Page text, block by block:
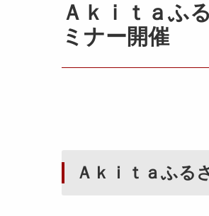
Ａｋｉｔａふ
ミナー開催
Ａｋｉｔａふる